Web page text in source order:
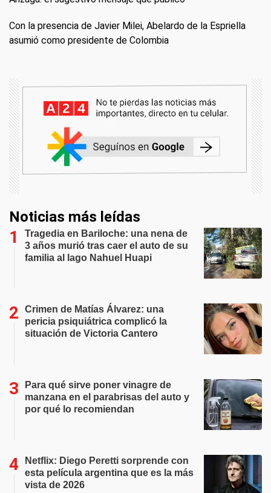
Con la presencia de Javier Milei, Abelardo de la Espriella
asumió como presidente de Colombia
Noticias más leídas
Tragedia en Bariloche: una nena de
3 años murió tras caer el auto de su
familia al lago Nahuel Huapi
Crimen de Matías Álvarez: una
pericia psiquiátrica complicó la
situación de Victoria Cantero
Para qué sirve poner vinagre de
manzana en el parabrisas del auto y
por qué lo recomiendan
Netflix: Diego Peretti sorprende con
esta película argentina que es la más
vista de 2026